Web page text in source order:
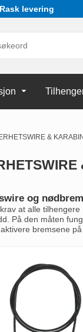
levering
&
og
at alle
På den måten
bremsene